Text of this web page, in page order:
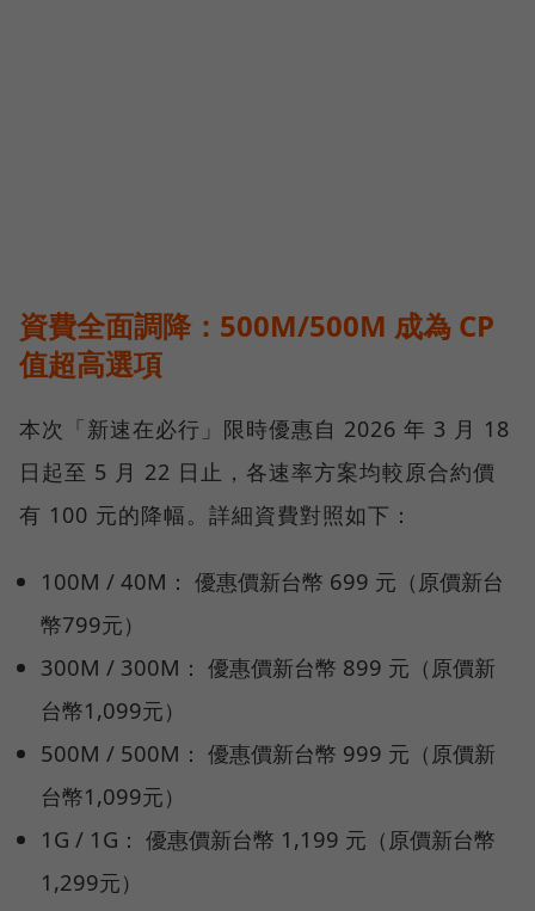
資費全面調降：500M/500M 成為 CP
值超高選項
本次「新速在必行」限時優惠自 2026 年 3 月 18
日起至 5 月 22 日止，各速率方案均較原合約價
有 100 元的降幅。詳細資費對照如下：
100M / 40M： 優惠價新台幣 699 元（原價新台
幣799元）
300M / 300M： 優惠價新台幣 899 元（原價新
台幣1,099元）
500M / 500M： 優惠價新台幣 999 元（原價新
台幣1,099元）
1G / 1G： 優惠價新台幣 1,199 元（原價新台幣
1,299元）